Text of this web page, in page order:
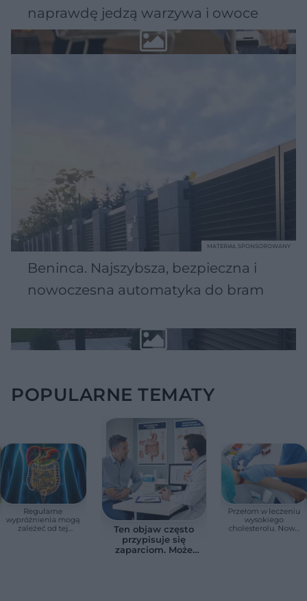
naprawdę jedzą warzywa i owoce
Beninca. Najszybsza, bezpieczna i
nowoczesna automatyka do bram
MATERIAŁ SPONSOROWANY
POPULARNE TEMATY
Regularne
wypróżnienia mogą
zależeć od tej
Ten objaw często
przypisuje się
zaparciom. Może
Przełom w leczeniu
wysokiego
cholesterolu. Nowa